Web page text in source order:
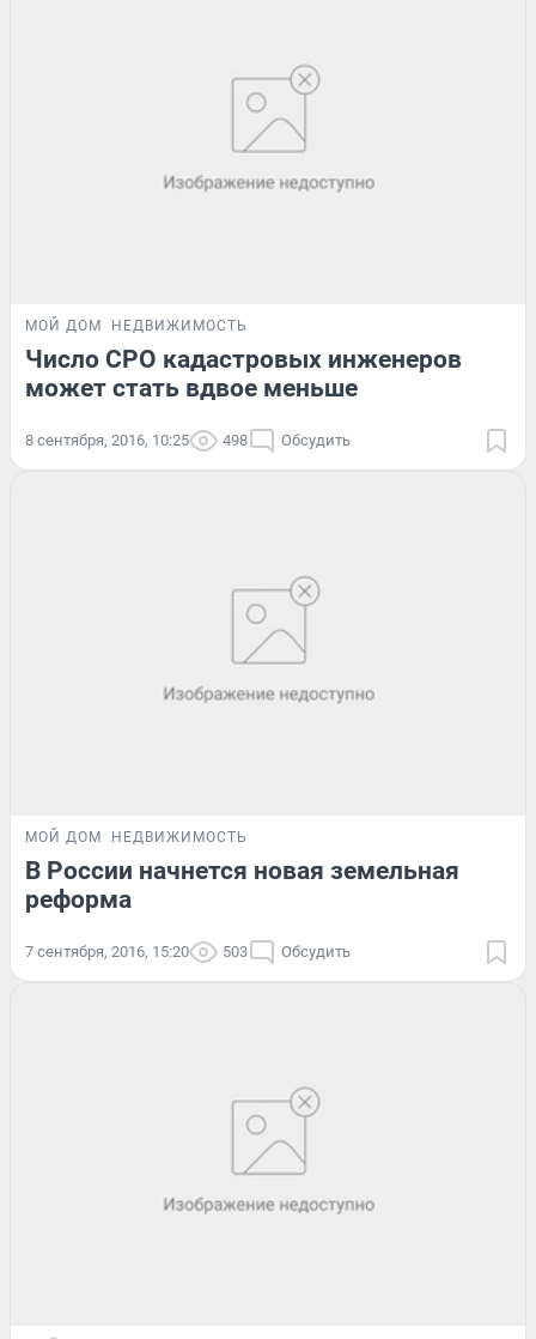
МОЙ ДОМ НЕДВИЖИМОСТЬ
Число СРО кадастровых инженеров
может стать вдвое меньше
8 сентября, 2016, 10:25 498 Обсудить
МОЙ ДОМ НЕДВИЖИМОСТЬ
В России начнется новая земельная
реформа
7 сентября, 2016, 15:20 503 Обсудить